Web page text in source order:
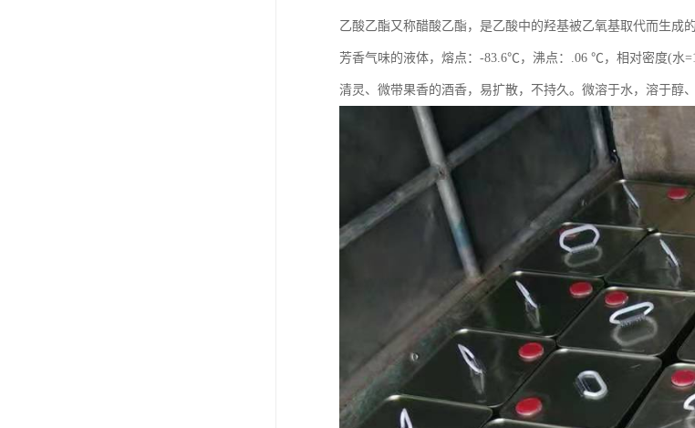
乙酸乙酯又称醋酸乙酯，是乙酸中的羟基被乙氧基取代而生成
芳香气味的液体，熔点：-83.6℃，沸点：.06 ℃，相对密度(水
清灵、微带果香的酒香，易扩散，不持久。微溶于水，溶于醇